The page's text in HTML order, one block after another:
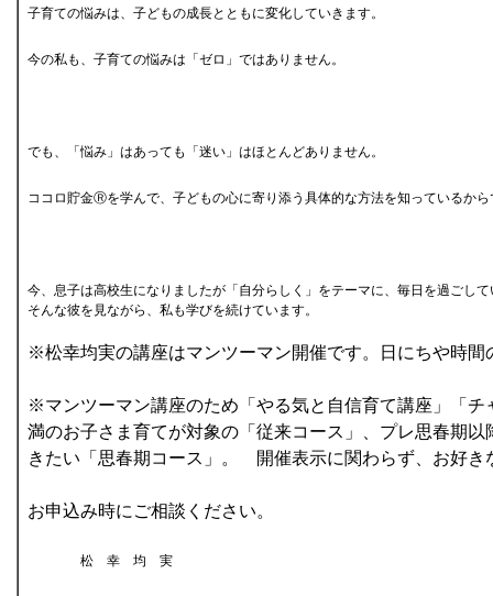
子育ての悩みは、子どもの成長とともに変化していきます。
今の私も、子育ての悩みは「ゼロ」ではありません。
でも、「悩み」はあっても「迷い」はほとんどありません。
ココロ貯金Ⓡを学んで、子どもの心に寄り添う具体的な方法を知っているから
今、息子は高校生になりましたが「自分らしく」をテーマに、毎日を過ごして
そんな彼を見ながら、私も学びを続けています。
※松幸均実の講座はマンツーマン開催です。日にちや時間
※マンツーマン講座のため「やる気と自信育て講座」「
満のお子さま育てが対象の「従来コース」、プレ思春期
きたい「思春期コース」。 開催表示に関わらず、お好き
お申込み時にご相談ください。
松 幸 均 実